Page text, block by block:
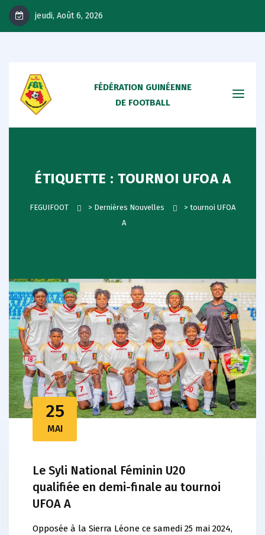
jeudi, Août 6, 2026
FÉDÉRATION GUINÉENNE
DE FOOTBALL
ÉTIQUETTE : TOURNOI UFOA A
FEGUIFOOT > Dernières Nouvelles > tournoi UFOA
A
25
MAI
Le Syli National Féminin U20
qualifiée en demi-finale au tournoi
UFOA A
Opposée à la Sierra Léone ce samedi 25 mai 2024,